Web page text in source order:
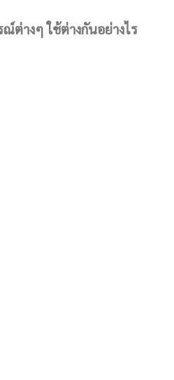
ต่างๆ ใช้ต่างกันอย่างไร